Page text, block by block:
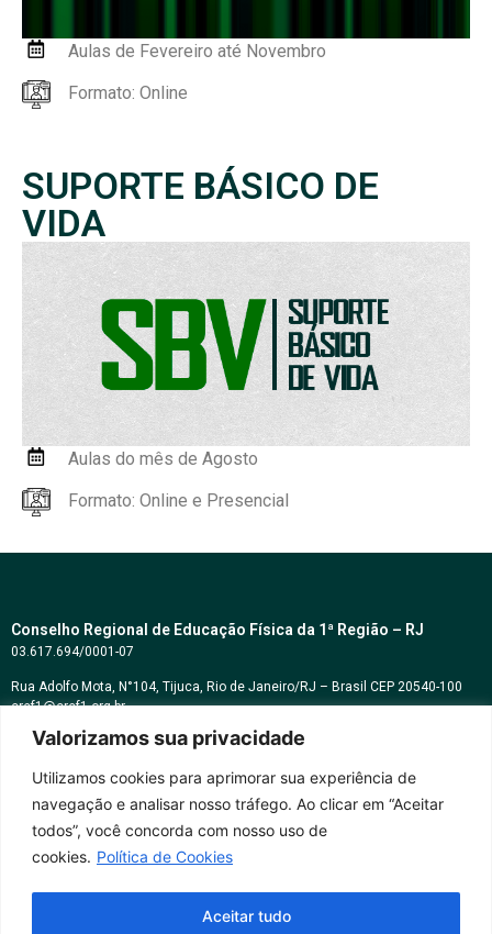
Valorizamos sua privacidade
Utilizamos cookies para aprimorar sua experiência de
navegação e analisar nosso tráfego. Ao clicar em “Aceitar
todos”, você concorda com nosso uso de
cookies. Política de Cookies
Aceitar tudo
Aulas de Fevereiro até Novembro
Formato: Online
SUPORTE BÁSICO DE
VIDA
Aulas do mês de Agosto
Formato: Online e Presencial
Conselho Regional de Educação Física da 1ª Região – RJ
03.617.694/0001-07
Rua Adolfo Mota, N°104, Tijuca, Rio de Janeiro/RJ – Brasil CEP 20540-100
cref1@cref1.org.br
Assessoria de comunicação:
Horários de atendimento:
Whatsapp: (21) 2569-2398